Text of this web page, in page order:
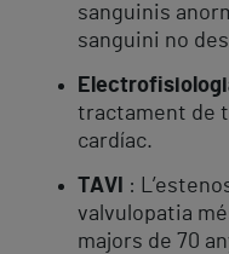
sanguinis
sanguini no
tractament de
cardíac.
TAVI
:
valvulopatia
majors de 70